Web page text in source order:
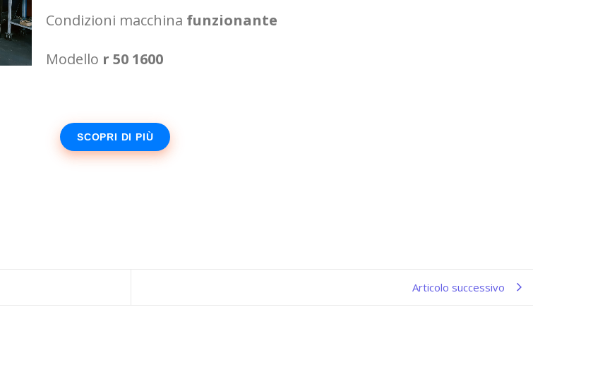
Condizioni macchina funzionante
Modello r 50 1600
SCOPRI DI PIÙ
Articolo successivo